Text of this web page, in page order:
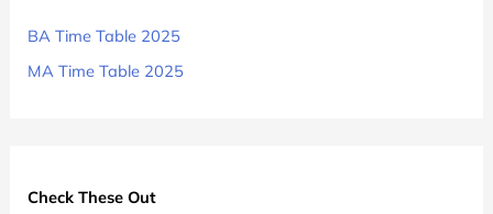
BA Time Table 2025
MA Time Table 2025
Check These Out